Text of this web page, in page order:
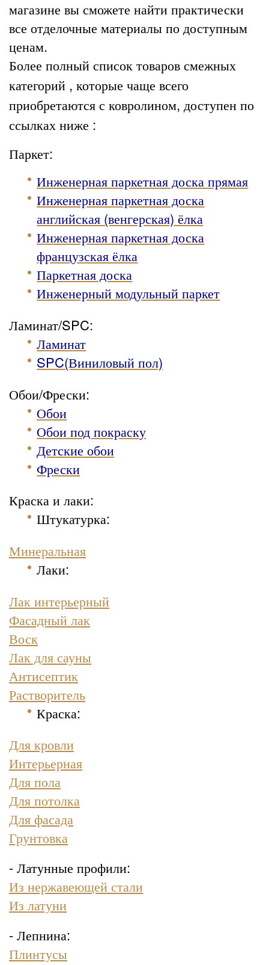
магазине вы сможете найти практически
все отделочные материалы по доступным
ценам.
Более полный список товаров смежных
категорий , которые чаще всего
приобретаются с ковролином, доступен по
ссылках ниже :
Паркет:
Инженерная паркетная доска прямая
Инженерная паркетная доска
английская (венгерская) ёлка
Инженерная паркетная доска
французская ёлка
Паркетная доска
Инженерный модульный паркет
Ламинат/SPC:
Ламинат
SPC(Виниловый пол)
Обои/Фрески:
Обои
Обои под покраску
Детские обои
Фрески
Краска и лаки:
Штукатурка:
Минеральная
Лаки:
Лак интерьерный
Фасадный лак
Воск
Лак для сауны
Антисептик
Растворитель
Краска:
Для кровли
Интерьерная
Для пола
Для потолка
Для фасада
Грунтовка
- Латунные профили:
Из нержавеющей стали
Из латуни
- Лепнина:
Плинтусы